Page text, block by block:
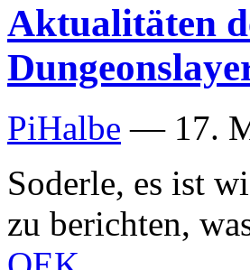
Aktualitäten
PiHalbe — 17.
Soderle, es ist
zu berichten,